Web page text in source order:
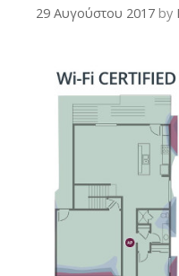
29 Αυγούστου 2017 by